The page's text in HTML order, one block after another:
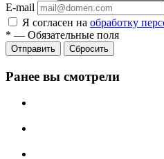
E-mail
Я согласен на обработку
* — Обязательные поля
Сбросить
Ранее вы смотрели